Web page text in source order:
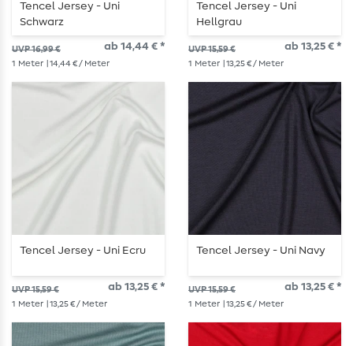
Tencel Jersey - Uni
Schwarz
UVP 16,99 € ab 14,44 € *
1 Meter | 14,44 € / Meter
Tencel Jersey - Uni
Hellgrau
UVP 15,59 € ab 13,25 € *
1 Meter | 13,25 € / Meter
Tencel Jersey - Uni Ecru
UVP 15,59 € ab 13,25 € *
1 Meter | 13,25 € / Meter
Tencel Jersey - Uni Navy
UVP 15,59 € ab 13,25 € *
1 Meter | 13,25 € / Meter